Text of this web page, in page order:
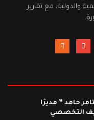
والدولية، مع تقارير
حامد ” مديرًا
التخصصي